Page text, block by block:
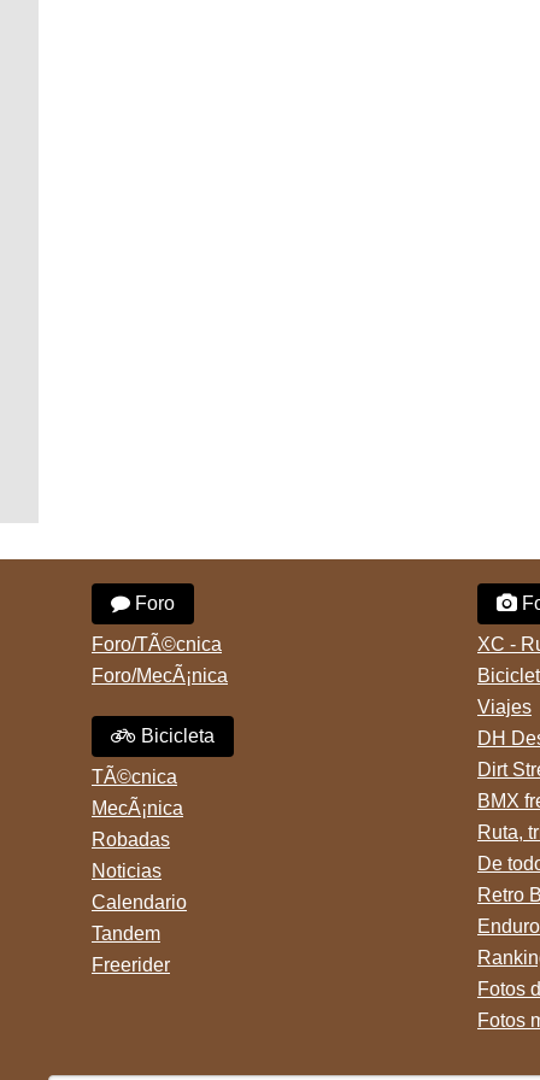
Foro
Foro/TÃ©cnica
Foro/MecÃ¡nica
Bicicleta
TÃ©cnica
MecÃ¡nica
Robadas
Noticias
Calendario
Tandem
Freerider
XC -
Viajes
DH
Dirt
BMX
Ruta,
De
Retro
Fotos
Fotos